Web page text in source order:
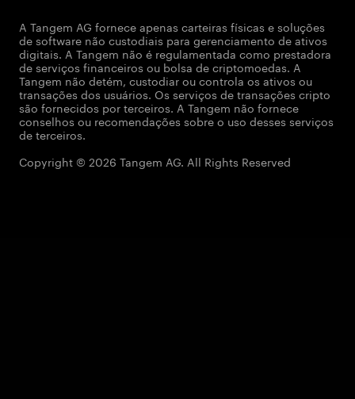
A Tangem AG fornece apenas carteiras físicas e soluções
de software não custodiais para gerenciamento de ativos
digitais. A Tangem não é regulamentada como prestadora
de serviços financeiros ou bolsa de criptomoedas. A
Tangem não detém, custodiar ou controla os ativos ou
transações dos usuários. Os serviços de transações cripto
são fornecidos por terceiros. A Tangem não fornece
conselhos ou recomendações sobre o uso desses serviços
de terceiros.